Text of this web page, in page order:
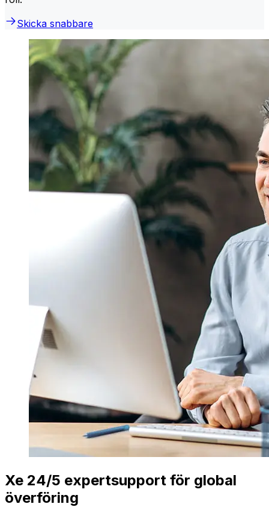
Skicka snabbare
Xe 24/5 expertsupport för global
överföring